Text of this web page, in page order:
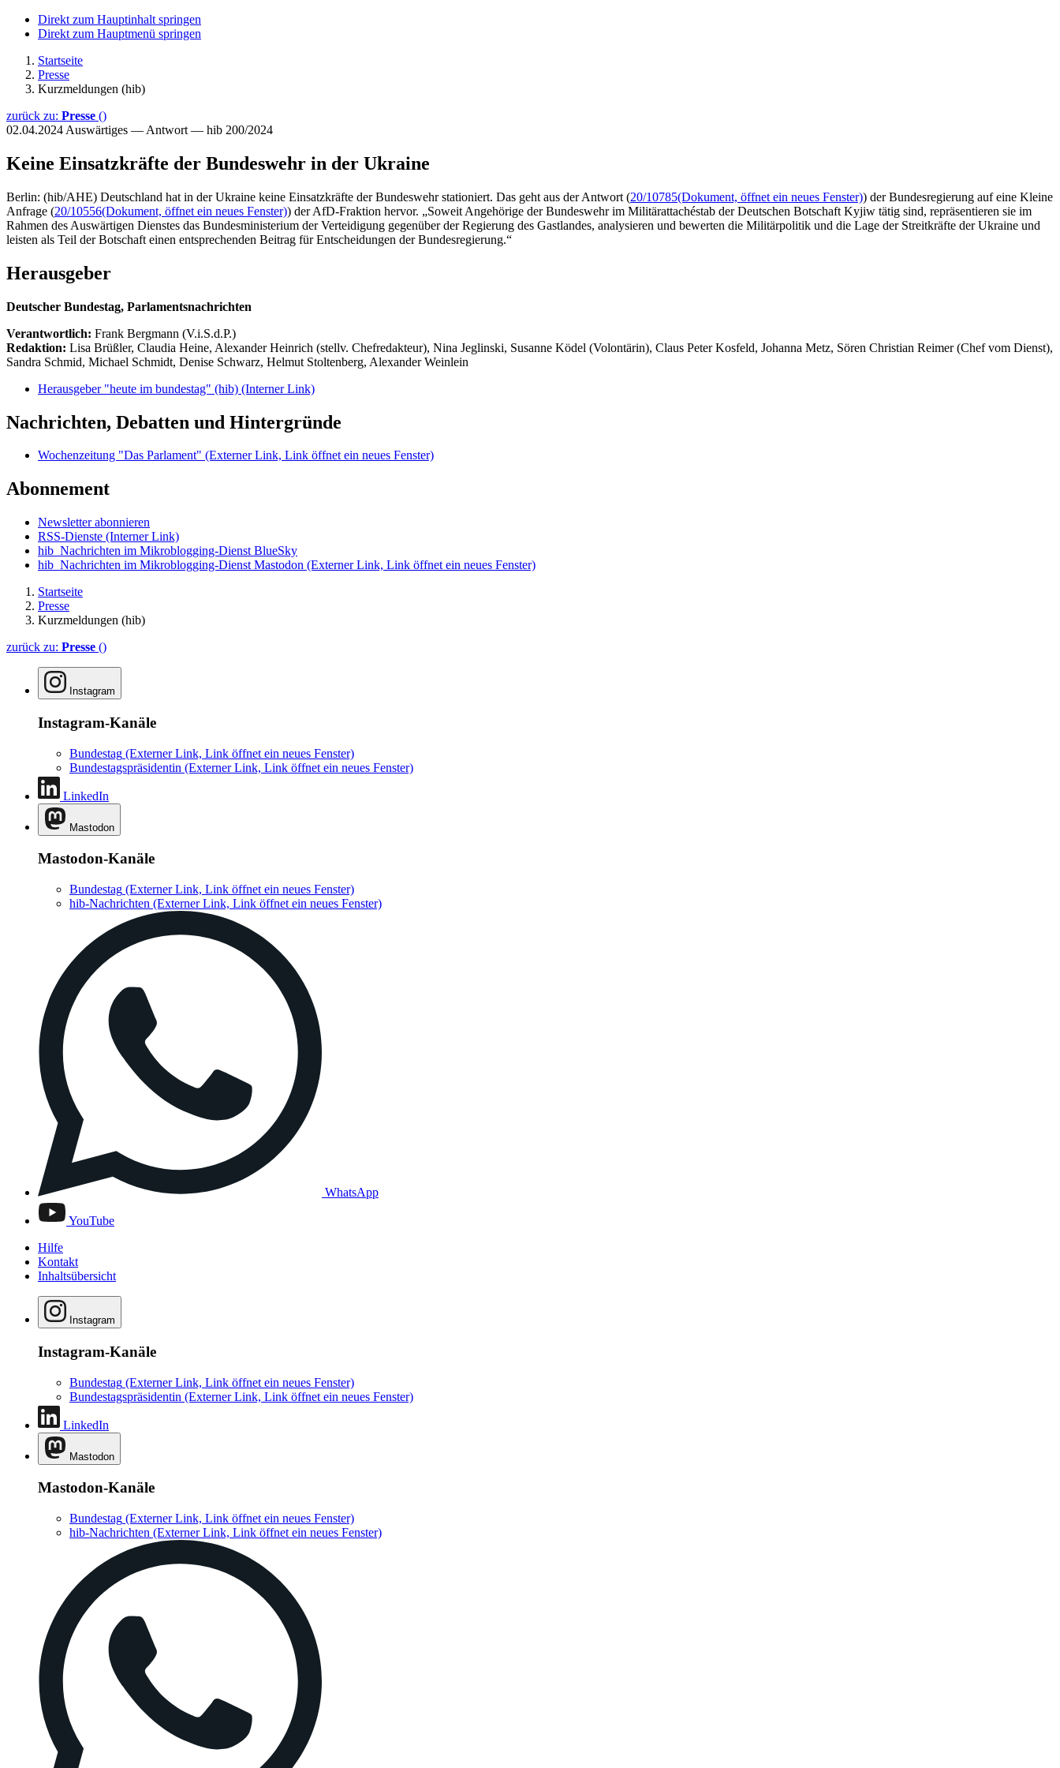
Direkt zum Hauptinhalt springen
Direkt zum Hauptmenü springen
Startseite
Presse
Kurzmeldungen (hib)
zurück zu: Presse ()
02.04.2024 Auswärtiges — Antwort — hib 200/2024
Keine Einsatzkräfte der Bundeswehr in der Ukraine
Berlin: (hib/AHE) Deutschland hat in der Ukraine keine Einsatzkräfte der Bundeswehr stationiert. Das geht aus der Antwort (20/10785(Dokument, öffnet ein neues Fenster)) der Bundesregierung auf eine Kleine
Anfrage (20/10556(Dokument, öffnet ein neues Fenster)) der AfD-Fraktion hervor. „Soweit Angehörige der Bundeswehr im Militärattachéstab der Deutschen Botschaft Kyjiw tätig sind, repräsentieren sie im
Rahmen des Auswärtigen Dienstes das Bundesministerium der Verteidigung gegenüber der Regierung des Gastlandes, analysieren und bewerten die Militärpolitik und die Lage der Streitkräfte der Ukraine und
leisten als Teil der Botschaft einen entsprechenden Beitrag für Entscheidungen der Bundesregierung.“
Herausgeber
Deutscher Bundestag, Parlamentsnachrichten
Verantwortlich: Frank Bergmann (V.i.S.d.P.)
Redaktion: Lisa Brüßler, Claudia Heine, Alexander Heinrich (stellv. Chefredakteur), Nina Jeglinski, Susanne Ködel (Volontärin), Claus Peter Kosfeld, Johanna Metz, Sören Christian Reimer (Chef vom Dienst),
Sandra Schmid, Michael Schmidt, Denise Schwarz, Helmut Stoltenberg, Alexander Weinlein
Herausgeber "heute im bundestag" (hib) (Interner Link)
Nachrichten, Debatten und Hintergründe
Wochenzeitung "Das Parlament" (Externer Link, Link öffnet ein neues Fenster)
Abonnement
Newsletter abonnieren
RSS-Dienste (Interner Link)
hib_Nachrichten im Mikroblogging-Dienst BlueSky
hib_Nachrichten im Mikroblogging-Dienst Mastodon (Externer Link, Link öffnet ein neues Fenster)
Startseite
Presse
Kurzmeldungen (hib)
zurück zu: Presse ()
Instagram
Instagram-Kanäle
Bundestag (Externer Link, Link öffnet ein neues Fenster)
Bundestagspräsidentin (Externer Link, Link öffnet ein neues Fenster)
LinkedIn
Mastodon
Mastodon-Kanäle
Bundestag (Externer Link, Link öffnet ein neues Fenster)
hib-Nachrichten (Externer Link, Link öffnet ein neues Fenster)
WhatsApp
YouTube
Hilfe
Kontakt
Inhaltsübersicht
Instagram
Instagram-Kanäle
Bundestag (Externer Link, Link öffnet ein neues Fenster)
Bundestagspräsidentin (Externer Link, Link öffnet ein neues Fenster)
LinkedIn
Mastodon
Mastodon-Kanäle
Bundestag (Externer Link, Link öffnet ein neues Fenster)
hib-Nachrichten (Externer Link, Link öffnet ein neues Fenster)